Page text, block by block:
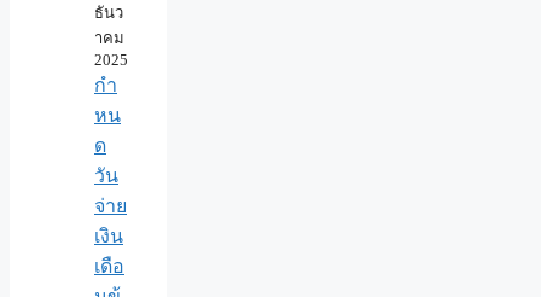
ธันว
าคม
2025
กำ
หน
ด
วัน
จ่าย
เงิน
เดือ